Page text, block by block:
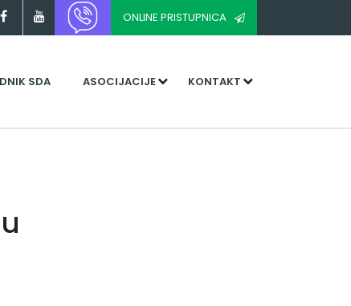
ONLINE PRISTUPNICA
SDA ASOCIJACIJE KONTAKT